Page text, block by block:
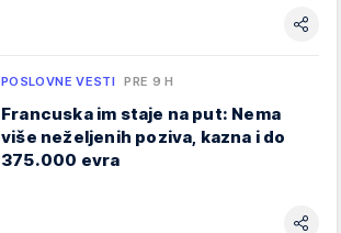
POSLOVNE VESTI PRE 9 H
Francuska im staje na put: Nema
više neželjenih poziva, kazna i do
375.000 evra